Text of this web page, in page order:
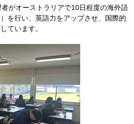
がオーストラリアで10日程度の海外語
を行い、英語力をアップさせ、国際的
ています。